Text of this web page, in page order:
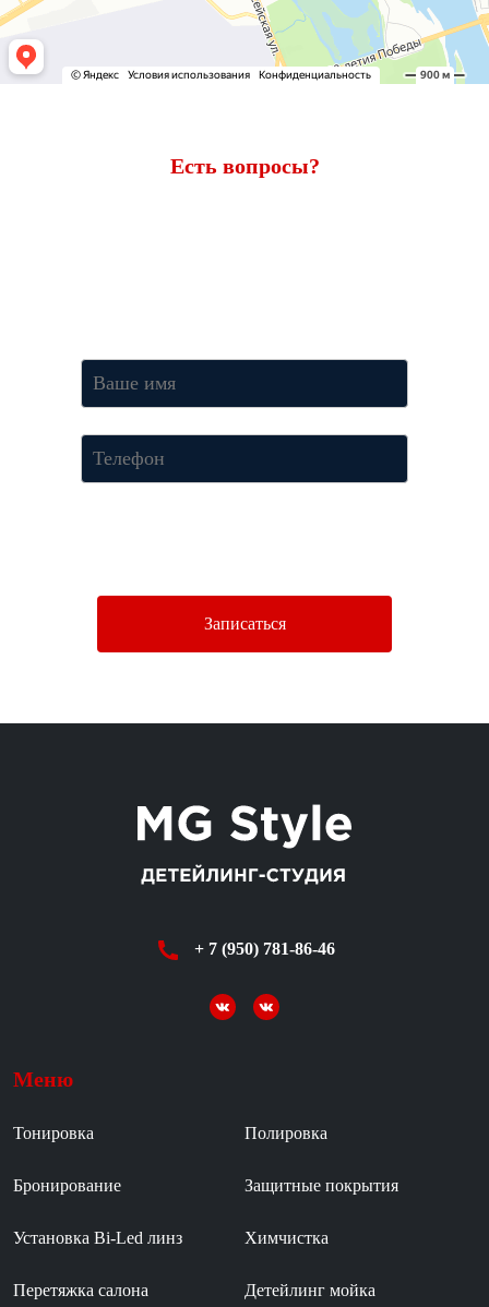
Есть вопросы?
Записаться
+ 7 (950) 781-86-46
Меню
Тонировка Полировка
Бронирование Защитные покрытия
Установка Bi-Led линз Химчистка
Перетяжка салона Детейлинг мойка